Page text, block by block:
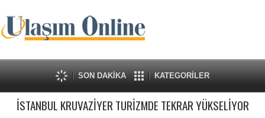
SON DAKİKA KATEGORİLER
İSTANBUL KRUVAZİYER TURİZMDE TEKRAR YÜKSELİYOR